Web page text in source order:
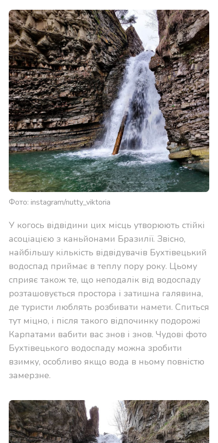
Фото: instagram/nutty_viktoria
У когось відвідини цих місць утворюють стійкі
асоціацією з каньйонами Бразилії. Звісно,
найбільшу кількість відвідувачів Бухтівецький
водоспад приймає в теплу пору року. Цьому
сприяє також те, що неподалік від водоспаду
розташовується простора і затишна галявина,
де туристи люблять розбивати намети. Спиться
тут міцно, і після такого відпочинку подорожі
Карпатами вабити вас знов і знов. Чудові фото
Бухтівецького водоспаду можна зробити
взимку, особливо якщо вода в ньому повністю
замерзне.